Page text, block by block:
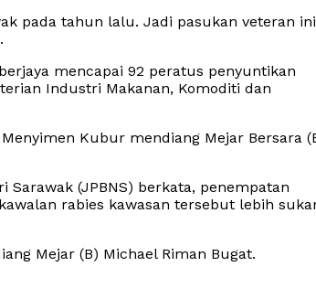
pada tahun lalu. Jadi pasukan veteran ini
mencapai 92 peratus penyuntikan
Industri Makanan, Komoditi dan
Kubur mendiang Mejar Bersara
Sarawak (JPBNS) berkata, penempatan
rabies kawasan tersebut lebih
Mejar (B) Michael Riman Bugat.